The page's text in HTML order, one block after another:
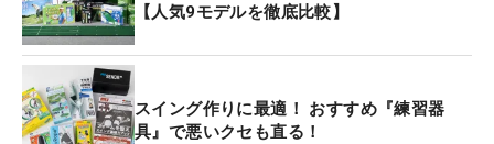
【人気9モデルを徹底比較】
スイング作りに最適！ おすすめ『練習器
具』で悪いクセも直る！